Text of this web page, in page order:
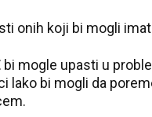
onih koji bi mogli
bi mogle upasti u
lako bi mogli da